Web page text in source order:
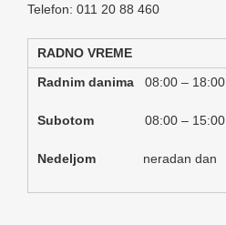
Telefon: 011 20 88 460
RADNO VREME
Radnim danima 08:00 – 18:00
Subotom 08:00 – 15:00
Nedeljom neradan dan